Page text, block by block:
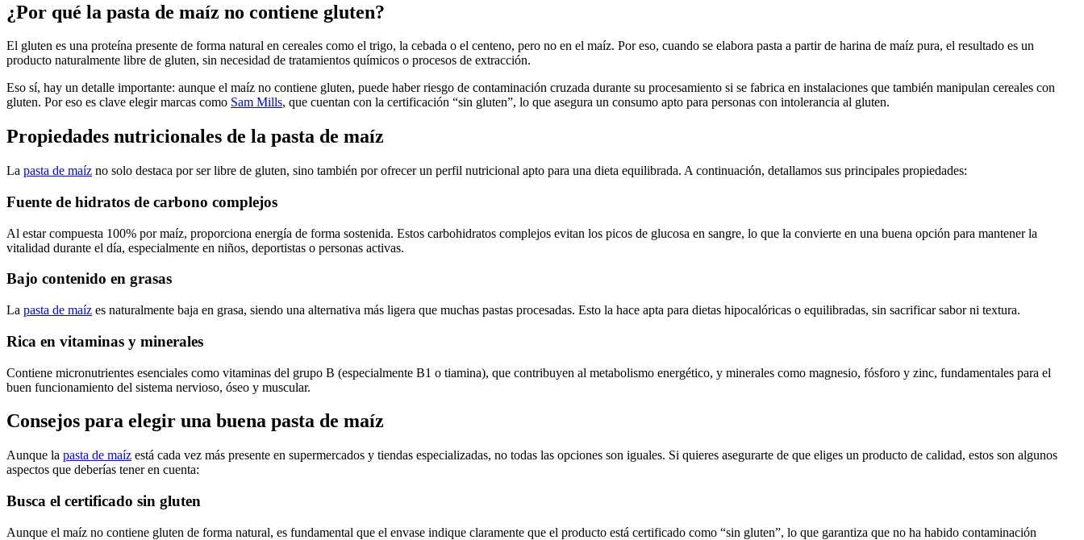
¿Por qué la pasta de maíz no contiene gluten?
El gluten es una proteína presente de forma natural en cereales como el trigo, la cebada o el centeno, pero no en el maíz. Por eso, cuando se elabora pasta a partir de harina de maíz pura, el resultado es un
producto naturalmente libre de gluten, sin necesidad de tratamientos químicos o procesos de extracción.
Eso sí, hay un detalle importante: aunque el maíz no contiene gluten, puede haber riesgo de contaminación cruzada durante su procesamiento si se fabrica en instalaciones que también manipulan cereales con
gluten. Por eso es clave elegir marcas como Sam Mills, que cuentan con la certificación “sin gluten”, lo que asegura un consumo apto para personas con intolerancia al gluten.
Propiedades nutricionales de la pasta de maíz
La pasta de maíz no solo destaca por ser libre de gluten, sino también por ofrecer un perfil nutricional apto para una dieta equilibrada. A continuación, detallamos sus principales propiedades:
Fuente de hidratos de carbono complejos
Al estar compuesta 100% por maíz, proporciona energía de forma sostenida. Estos carbohidratos complejos evitan los picos de glucosa en sangre, lo que la convierte en una buena opción para mantener la
vitalidad durante el día, especialmente en niños, deportistas o personas activas.
Bajo contenido en grasas
La pasta de maíz es naturalmente baja en grasa, siendo una alternativa más ligera que muchas pastas procesadas. Esto la hace apta para dietas hipocalóricas o equilibradas, sin sacrificar sabor ni textura.
Rica en vitaminas y minerales
Contiene micronutrientes esenciales como vitaminas del grupo B (especialmente B1 o tiamina), que contribuyen al metabolismo energético, y minerales como magnesio, fósforo y zinc, fundamentales para el
buen funcionamiento del sistema nervioso, óseo y muscular.
Consejos para elegir una buena pasta de maíz
Aunque la pasta de maíz está cada vez más presente en supermercados y tiendas especializadas, no todas las opciones son iguales. Si quieres asegurarte de que eliges un producto de calidad, estos son algunos
aspectos que deberías tener en cuenta:
Busca el certificado sin gluten
Aunque el maíz no contiene gluten de forma natural, es fundamental que el envase indique claramente que el producto está certificado como “sin gluten”, lo que garantiza que no ha habido contaminación